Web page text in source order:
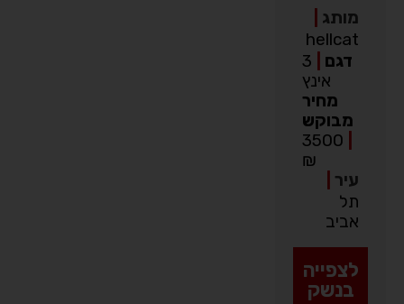
מותג|
hellcat
דגם|
3
אינץ
מחיר
מבוקש
3500
₪
עיר|
תל
אביב
לצפייה
בנשק